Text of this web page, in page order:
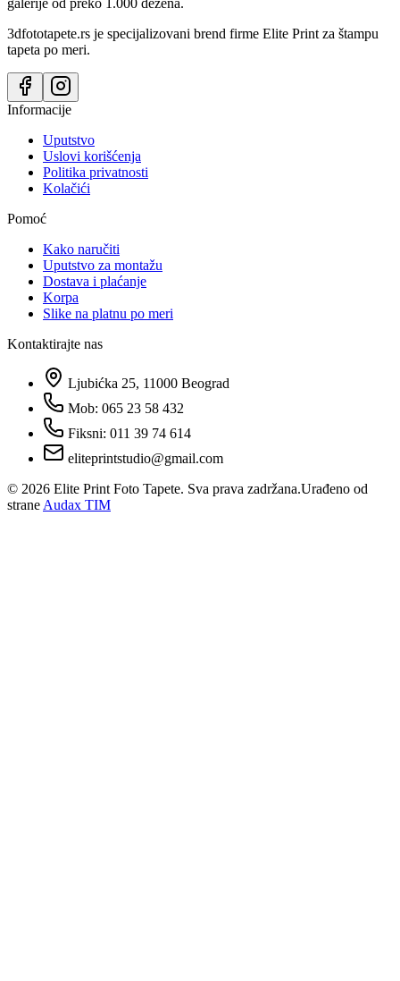
3dfototapete.rs je specijalizovani brend firme Elite Print za štampu
tapeta po meri.
Informacije
Uputstvo
Uslovi korišćenja
Politika privatnosti
Kolačići
Pomoć
Kako naručiti
Uputstvo za montažu
Dostava i plaćanje
Korpa
Slike na platnu po meri
Kontaktirajte nas
Ljubićka 25, 11000 Beograd
Mob: 065 23 58 432
Fiksni: 011 39 74 614
eliteprintstudio@gmail.com
© 2026 Elite Print Foto Tapete. Sva prava zadržana.Urađeno od
strane Audax TIM